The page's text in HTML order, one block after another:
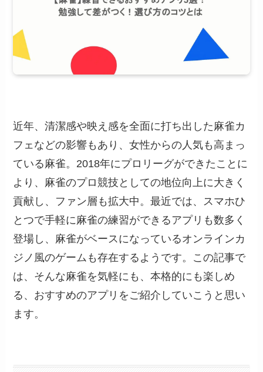
近年、清潔感や映え感を全面に打ち出した麻雀カ
フェなどの影響もあり、女性からの人気も高まっ
ている麻雀。2018年にプロリーグができたことに
より、麻雀のプロ競技としての地位向上に大きく
貢献し、ファン層も拡大中。最近では、スマホひ
とつで手軽に麻雀の練習ができるアプリも数多く
登場し、麻雀がベースになっているオンラインカ
ジノ風のゲームも存在するようです。この記事で
は、そんな麻雀を気軽にも、本格的にも楽しめ
る、おすすめのアプリをご紹介していこうと思い
ます。